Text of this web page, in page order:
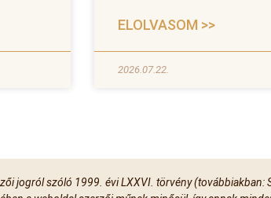
ELOLVASOM >>
2026.07.22.
jogról szóló 1999. évi LXXVI. törvény (továbbiakban: